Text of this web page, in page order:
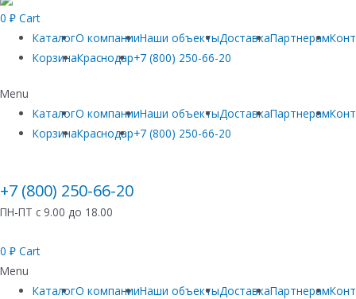
0 ₽ Cart
КаталогО компанииНаши объектыДоставкаПартнерам
КорзинаКраснодар+7 (800) 250-66-20
Menu
КаталогО компанииНаши объектыДоставкаПартнерам
КорзинаКраснодар+7 (800) 250-66-20
+7 (800) 250-66-20
ПН-ПТ с 9.00 до 18.00
0 ₽ Cart
Menu
КаталогО компанииНаши объектыДоставкаПартнерам